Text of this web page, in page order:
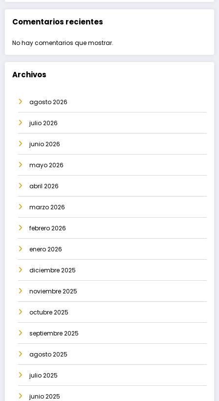
Comentarios recientes
No hay comentarios que mostrar.
Archivos
agosto 2026
julio 2026
junio 2026
mayo 2026
abril 2026
marzo 2026
febrero 2026
enero 2026
diciembre 2025
noviembre 2025
octubre 2025
septiembre 2025
agosto 2025
julio 2025
junio 2025